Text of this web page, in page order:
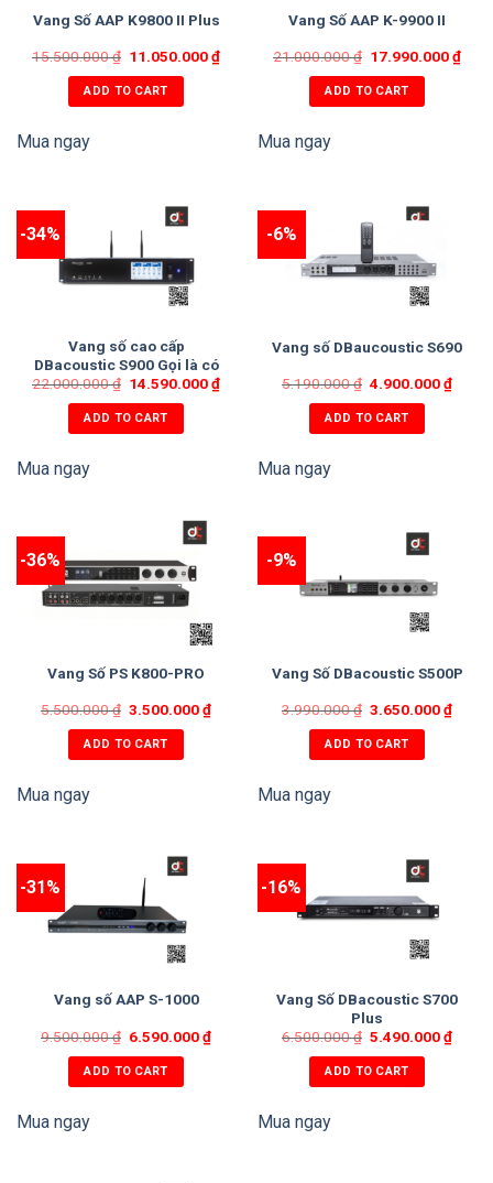
Vang Số AAP K9800 II Plus
15.500.000₫ 11.050.000₫
ADD TO CART
Mua ngay
Vang Số AAP K-9900 II
21.000.000₫ 17.990.000₫
ADD TO CART
Mua ngay
-34%
Vang số cao cấp
DBacoustic S900 Gọi là có
giá tốt!
22.000.000₫ 14.590.000₫
ADD TO CART
Mua ngay
-6%
Vang số DBaucoustic S690
5.190.000₫ 4.900.000₫
ADD TO CART
Mua ngay
-36%
Vang Số PS K800-PRO
5.500.000₫ 3.500.000₫
ADD TO CART
Mua ngay
-9%
Vang Số DBacoustic S500P
3.990.000₫ 3.650.000₫
ADD TO CART
Mua ngay
-31%
Vang số AAP S-1000
9.500.000₫ 6.590.000₫
ADD TO CART
Mua ngay
-16%
Vang Số DBacoustic S700
Plus
6.500.000₫ 5.490.000₫
ADD TO CART
Mua ngay